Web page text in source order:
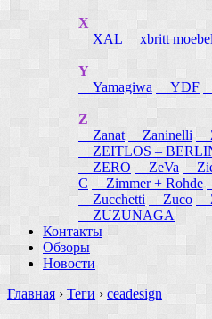
X
XAL
xbritt moebel
Y
Yamagiwa
YDF
Z
Zanat
Zaninelli
ZEITLOS –
ZERO
ZeVa
C
Zimmer + Rohde
Zucchetti
Zuco
ZUZUNAGA
Контакты
Обзоры
Новости
Главная › Теги › ceadesign